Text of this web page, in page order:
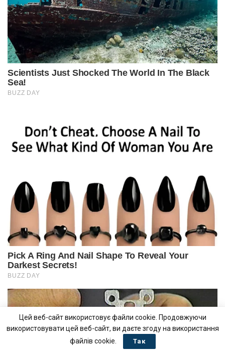
Цей веб-сайт використовує файли cookie. Продовжуючи
використовувати цей веб-сайт, ви даєте згоду на використання
файлів cookie.
Так